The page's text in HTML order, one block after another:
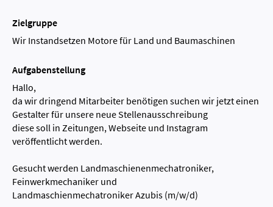
Zielgruppe
Wir Instandsetzen Motore für Land und Baumaschinen
Aufgabenstellung
Hallo,
da wir dringend Mitarbeiter benötigen suchen wir jetzt einen
Gestalter für unsere neue Stellenausschreibung
diese soll in Zeitungen, Webseite und Instagram
veröffentlicht werden.
Gesucht werden Landmaschienenmechatroniker,
Feinwerkmechaniker und
Landmaschienmechatroniker Azubis (m/w/d)